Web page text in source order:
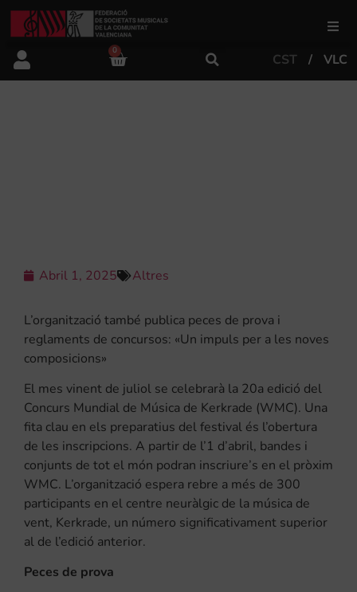
FSMCV
Actualitat
Tenda
0
CST VLC
Abril 1, 2025 Altres
L’organització també publica peces de prova i
reglaments de concursos: «Un impuls per a les noves
composicions»
El mes vinent de juliol se celebrarà la 20a edició del
Concurs Mundial de Música de Kerkrade (WMC). Una
fita clau en els preparatius del festival és l’obertura
de les inscripcions. A partir de l’1 d’abril, bandes i
conjunts de tot el món podran inscriure’s en el pròxim
WMC. L’organització espera rebre a més de 300
participants en el centre neuràlgic de la música de
vent, Kerkrade, un número significativament superior
al de l’edició anterior.
Peces de prova